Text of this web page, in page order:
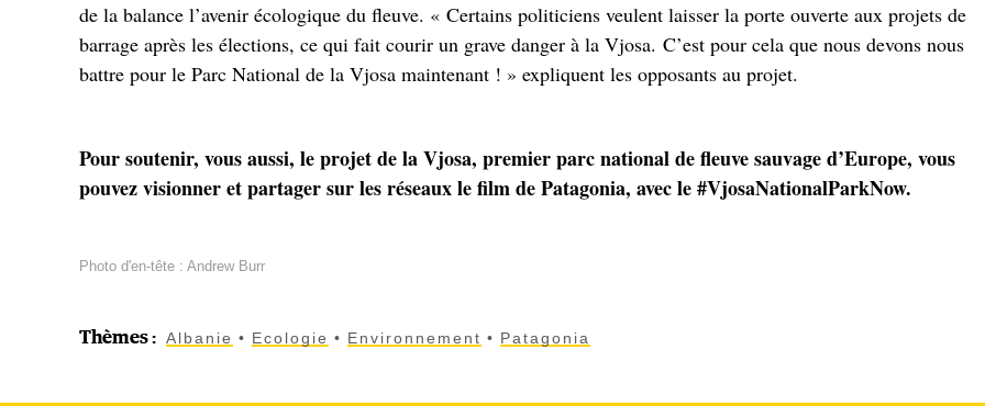
de la balance l’avenir écologique du fleuve. « Certains politiciens veulent laisser la porte ouverte aux projets de
barrage après les élections, ce qui fait courir un grave danger à la Vjosa. C’est pour cela que nous devons nous
battre pour le Parc National de la Vjosa maintenant ! » expliquent les opposants au projet.
Pour soutenir, vous aussi, le projet de la Vjosa, premier parc national de fleuve sauvage d’Europe, vous
pouvez visionner et partager sur les réseaux le film de Patagonia, avec le #VjosaNationalParkNow.
Photo d'en-tête : Andrew Burr
Thèmes: Albanie Ecologie Environnement Patagonia